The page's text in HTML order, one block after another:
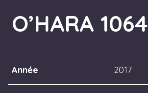
O’HARA 1064
Année 2017